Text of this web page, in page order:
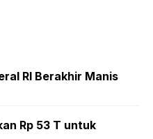
RI Berakhir Manis
Rp 53 T untuk